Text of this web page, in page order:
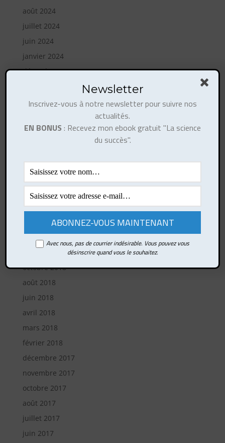
août 2024
juillet 2024
juin 2024
janvier 2024
décembre 2023
mai 2023
février 2023
août 2022
mai 2022
janvier 2022
janvier 2021
mai 2020
mars 2019
octobre 2018
août 2018
juin 2018
avril 2018
mars 2018
février 2018
décembre 2017
novembre 2017
octobre 2017
août 2017
juillet 2017
juin 2017
Newsletter
Inscrivez-vous à notre newsletter pour suivre nos
actualités.
EN BONUS : Recevez mon ebook gratuit "La science
du succès".
Avec nous, pas de courrier indésirable. Vous pouvez vous
désinscrire quand vous le souhaitez.